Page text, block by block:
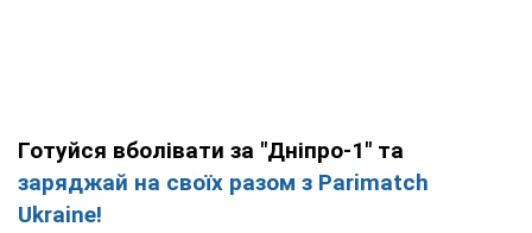
Готуйся вболівати за "Дніпро-1" та
заряджай на своїх разом з Parimatch
Ukraine!